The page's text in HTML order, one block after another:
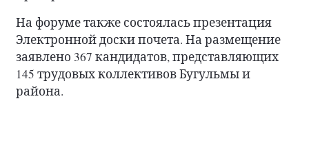
На форуме также состоялась презентация
Электронной доски почета. На размещение
заявлено 367 кандидатов, представляющих
145 трудовых коллективов Бугульмы и
района.